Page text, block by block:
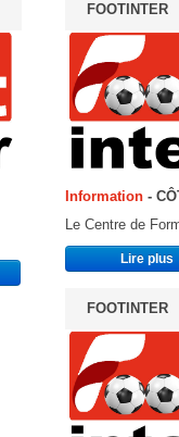
FOOTINTER
Information-
Le Centre de
Lire plus
FOOTINTER